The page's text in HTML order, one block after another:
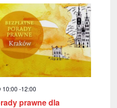
u
k
i
w
a
n
10:00 -12:00
prawne dla